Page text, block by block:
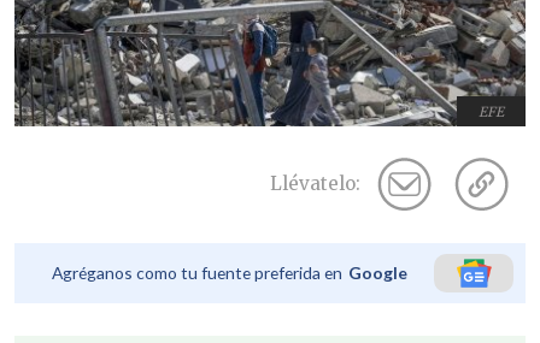
EFE
Llévatelo:
Agréganos como tu fuente preferida en Google